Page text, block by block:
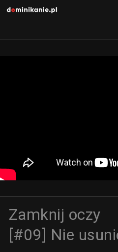
Zamknij oczy
[#09] Nie